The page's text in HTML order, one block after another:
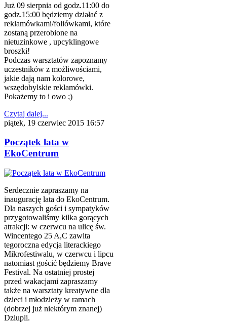
Już 09 sierpnia od godz.11:00 do
godz.15:00 będziemy działać z
reklamówkami/foliówkami, które
zostaną przerobione na
nietuzinkowe , upcyklingowe
broszki!
Podczas warsztatów zapoznamy
uczestników z możliwościami,
jakie dają nam kolorowe,
wszędobylskie reklamówki.
Pokażemy to i owo ;)
Czytaj dalej...
piątek, 19 czerwiec 2015 16:57
Początek lata w
EkoCentrum
Serdecznie zapraszamy na
inaugurację lata do EkoCentrum.
Dla naszych gości i sympatyków
przygotowaliśmy kilka gorących
atrakcji: w czerwcu na ulicę św.
Wincentego 25 A,C zawita
tegoroczna edycja literackiego
Mikrofestiwalu, w czerwcu i lipcu
natomiast gościć będziemy Brave
Festival. Na ostatniej prostej
przed wakacjami zapraszamy
także na warsztaty kreatywne dla
dzieci i młodzieży w ramach
(dobrzej już niektórym znanej)
Dziupli.